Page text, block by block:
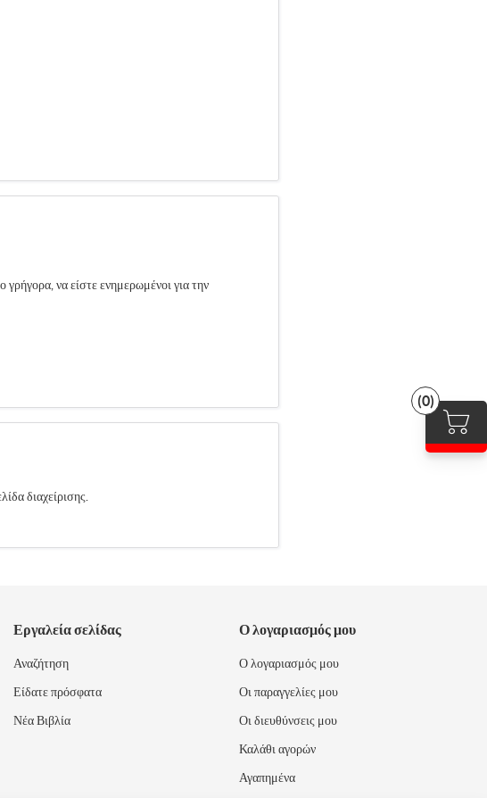
(0)
να είστε ενημερωμένοι για την
διαχείρισης.
Εργαλεία σελίδας
Αναζήτηση
Είδατε πρόσφατα
Νέα Βιβλία
Ο λογαριασμός μου
Ο λογαριασμός μου
Οι παραγγελίες μου
Οι διευθύνσεις μου
Καλάθι αγορών
Αγαπημένα